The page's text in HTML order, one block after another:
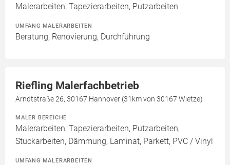
Malerarbeiten, Tapezierarbeiten, Putzarbeiten
UMFANG MALERARBEITEN
Beratung, Renovierung, Durchführung
Riefling Malerfachbetrieb
Arndtstraße 26, 30167 Hannover (31km von 30167 Wietze)
MALER BEREICHE
Malerarbeiten, Tapezierarbeiten, Putzarbeiten,
Stuckarbeiten, Dämmung, Laminat, Parkett, PVC / Vinyl
UMFANG MALERARBEITEN